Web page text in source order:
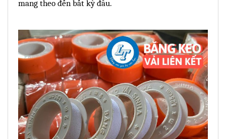
mang theo đến bất kỳ đâu.